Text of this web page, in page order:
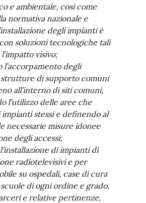
e ambientale, così come
normativa nazionale e
degli impianti è
soluzioni tecnologiche tali
visivo;
l’accorpamento degli
di supporto comuni
all’interno di siti comuni,
l’utilizzo delle aree che
impianti stessi e definendo al
necessarie misure idonee
degli accessi;
di impianti di
radiotelevisivi e per
su ospedali, case di cura
di ogni ordine e grado,
e relative pertinenze,